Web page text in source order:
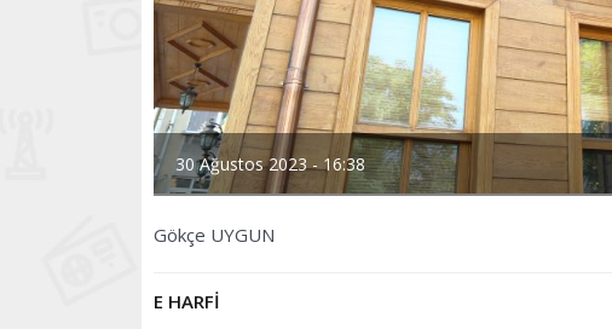
30 Ağustos 2023 - 16:38
Gökçe UYGUN
E HARFİ